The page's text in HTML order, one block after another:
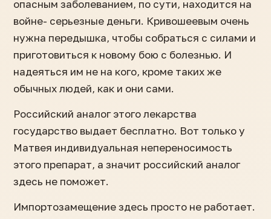
опасным заболеванием, по сути, находится на
войне- серьезные деньги. Кривошеевым очень
нужна передышка, чтобы собраться с силами и
приготовиться к новому бою с болезнью. И
надеяться им не на кого, кроме таких же
обычных людей, как и они сами.
Российский аналог этого лекарства
государство выдает бесплатно. Вот только у
Матвея индивидуальная непереносимость
этого препарат, а значит российский аналог
здесь не поможет.
Импортозамещение здесь просто не работает.